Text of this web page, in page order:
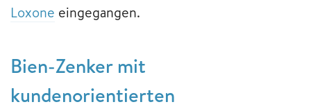
Loxone eingegangen.
Bien-Zenker mit
kundenorientierten